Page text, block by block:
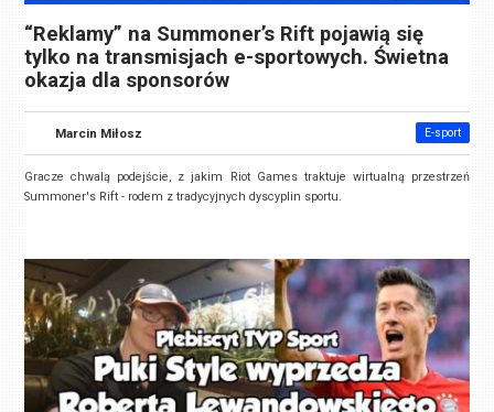
“Reklamy” na Summoner’s Rift pojawią się
tylko na transmisjach e-sportowych. Świetna
okazja dla sponsorów
Marcin Miłosz E-sport
Gracze chwalą podejście, z jakim Riot Games traktuje wirtualną przestrzeń
Summoner's Rift - rodem z tradycyjnych dyscyplin sportu.